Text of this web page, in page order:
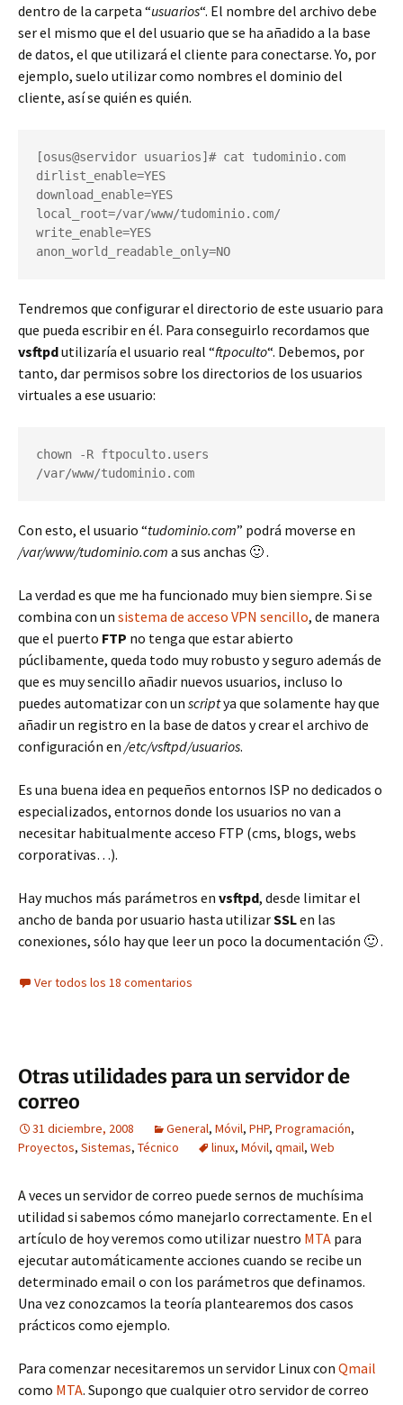
dentro de la carpeta “usuarios“. El nombre del archivo debe
ser el mismo que el del usuario que se ha añadido a la base
de datos, el que utilizará el cliente para conectarse. Yo, por
ejemplo, suelo utilizar como nombres el dominio del
cliente, así se quién es quién.
[osus@servidor usuarios]# cat tudominio.com
dirlist_enable=YES
download_enable=YES
local_root=/var/www/tudominio.com/
write_enable=YES
anon_world_readable_only=NO
Tendremos que configurar el directorio de este usuario para
que pueda escribir en él. Para conseguirlo recordamos que
vsftpdutilizaría el usuario real “ftpoculto“. Debemos, por
tanto, dar permisos sobre los directorios de los usuarios
virtuales a ese usuario:
chown -R ftpoculto.users
/var/www/tudominio.com
Con esto, el usuario “tudominio.com” podrá moverse en
/var/www/tudominio.com a sus anchas 🙂 .
La verdad es que me ha funcionado muy bien siempre. Si se
combina con un sistema de acceso VPN sencillo, de manera
que el puerto FTP no tenga que estar abierto
púclibamente, queda todo muy robusto y seguro además de
que es muy sencillo añadir nuevos usuarios, incluso lo
puedes automatizar con un scriptya que solamente hay que
añadir un registro en la base de datos y crear el archivo de
configuración en /etc/vsftpd/usuarios.
Es una buena idea en pequeños entornos ISP no dedicados o
especializados, entornos donde los usuarios no van a
necesitar habitualmente acceso FTP (cms, blogs, webs
corporativas…).
Hay muchos más parámetros en vsftpd, desde limitar el
ancho de banda por usuario hasta utilizarSSLen las
conexiones, sólo hay que leer un poco la documentación 🙂 .
Ver todos los 18 comentarios
Otras utilidades para un servidor de
correo
31 diciembre, 2008 General, Móvil, PHP, Programación,
Proyectos, Sistemas, Técnico linux, Móvil, qmail, Web
A veces un servidor de correo puede sernos de muchísima
utilidad si sabemos cómo manejarlo correctamente. En el
artículo de hoy veremos como utilizar nuestro MTA para
ejecutar automáticamente acciones cuando se recibe un
determinado email o con los parámetros que definamos.
Una vez conozcamos la teoría plantearemos dos casos
prácticos como ejemplo.
Para comenzar necesitaremos un servidor Linux con Qmail
como MTA. Supongo que cualquier otro servidor de correo